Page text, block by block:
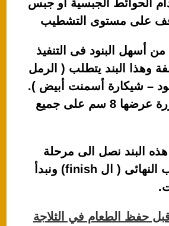
الحوائط الجبسية أو جبس
على مستوى التشطيب
من أسهل البنود فى التنفيذ
وهذا البند يتطلب ( الرمل
– شيكارة أسمنت أبيض ).
يجب تركيب وزرة عرضها 8 سم على جميع
هذه البند نصل الى مرحلة
أعمال التشطيب النهائى ( ال finish) ونبدأ
حفظ الطعام في الثلاجة